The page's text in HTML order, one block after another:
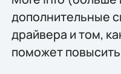
дополнительные
драйвера и том,
поможет